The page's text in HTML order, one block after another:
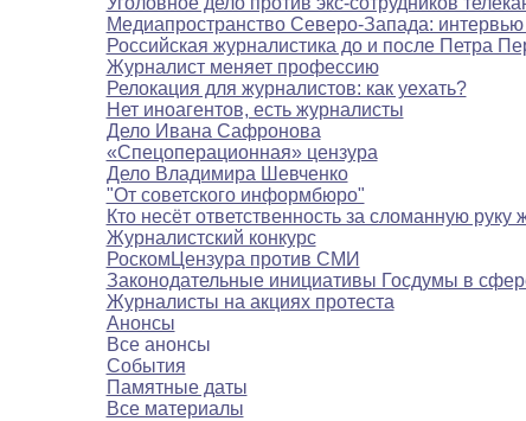
Медиапространство Северо-Запада:
Российская журналистика до и после Петра
Журналист меняет профессию
Релокация для журналистов: как уехать?
Нет иноагентов, есть журналисты
Дело Ивана Сафронова
«Спецоперационная» цензура
Дело Владимира Шевченко
"От советского информбюро"
Кто несёт ответственность за сломанную руку
Журналистский конкурс
РоскомЦензура против СМИ
Законодательные инициативы Госдумы в
Журналисты на акциях протеста
Анонсы
Все анонсы
События
Памятные даты
Все материалы